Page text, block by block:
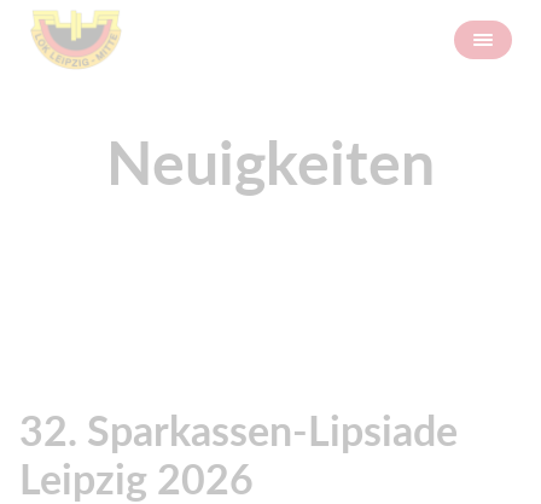
Neuigkeiten
32. Sparkassen-Lipsiade
Leipzig 2026